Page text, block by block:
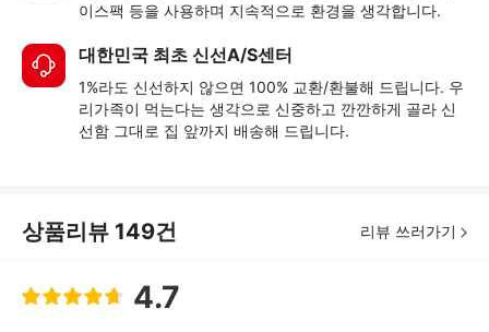
이스팩 등을 사용하며 지속적으로 환경을 생각합니다.
대한민국 최초 신선A/S센터
1%라도 신선하지 않으면 100% 교환/환불해 드립니다. 우
리가족이 먹는다는 생각으로 신중하고 깐깐하게 골라 신
선함 그대로 집 앞까지 배송해 드립니다.
상품리뷰 149건 리뷰 쓰러가기
4.7